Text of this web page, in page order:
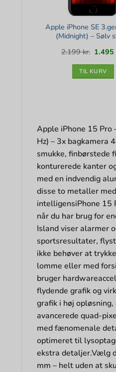
Apple iPhone SE
(Midnight) – Sølv
2.199kr. Den
pris
1.495
TIL KURV
Apple iPhone 15 Pro
Hz) – 3x bagkamera
smukke, finbørstede
konturerede kanter
med en indvendig
disse to metaller
intelligensiPhone 15
når du har brug for
Island viser alarmer
sportsresultater,
ikke behøver at
lomme eller med
bruger
flydende grafik og
grafik i høj
avancerede quad-
med fænomenale
optimeret til
ekstra detaljer.Vælg
mm – helt uden at